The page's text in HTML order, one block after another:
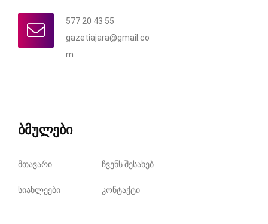
577 20 43 55
gazetiajara@gmail.co
m
ბმულები
მთავარი ჩვენს შესახებ
სიახლეები კონტაქტი